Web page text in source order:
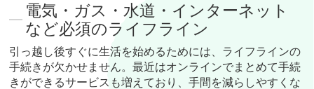
電気・ガス・水道・インターネット
など必須のライフライン
引っ越し後すぐに生活を始めるためには、ライフラインの
手続きが欠かせません。最近はオンラインでまとめて手続
きができるサービスも増えており、手間を減らしやすくな